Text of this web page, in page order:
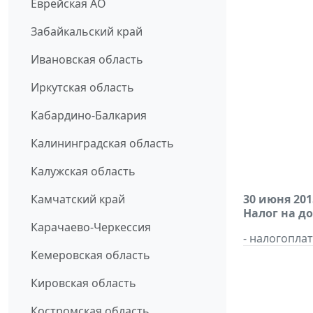
Еврейская АО
Забайкальский край
Ивановская область
Иркутская область
Кабардино-Балкария
Калининградская область
Калужская область
Камчатский край
Карачаево-Черкессия
Кемеровская область
Кировская область
30 июня
Налог на
-